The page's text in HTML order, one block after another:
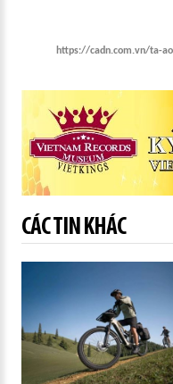
https://cadn.com.vn/ta-
CÁC TIN KHÁC